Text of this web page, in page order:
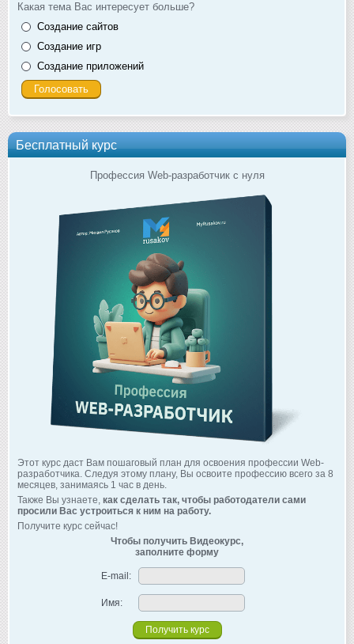
Какая тема Вас интересует больше?
Создание сайтов
Создание игр
Создание приложений
Бесплатный курс
Профессия Web-разработчик с нуля
Этот курс даст Вам пошаговый план для освоения профессии Web-
разработчика. Следуя этому плану, Вы освоите профессию всего за 8
месяцев, занимаясь 1 час в день.
Также Вы узнаете, как сделать так, чтобы работодатели сами
просили Вас устроиться к ним на работу.
Получите курс сейчас!
Чтобы получить Видеокурс,
заполните форму
E-mail:
Имя: